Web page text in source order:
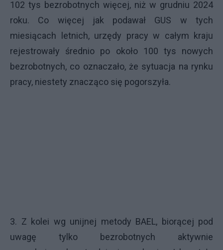
102 tys bezrobotnych więcej, niż w grudniu 2024
roku. Co więcej jak podawał GUS w tych
miesiącach letnich, urzędy pracy w całym kraju
rejestrowały średnio po około 100 tys nowych
bezrobotnych, co oznaczało, że sytuacja na rynku
pracy, niestety znacząco się pogorszyła.
3. Z kolei wg unijnej metody BAEL, biorącej pod
uwagę tylko bezrobotnych aktywnie